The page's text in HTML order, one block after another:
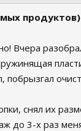
продуктов)
Вчера
снял их
до 3-х раз